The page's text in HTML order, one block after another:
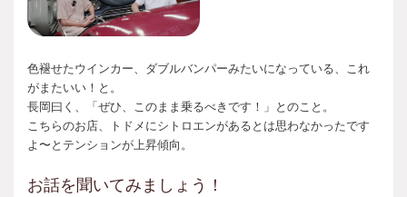
色褪せたウインカー、ダブルバンパーみたいになっている、これ
がまたいい！と。
長岡曰く、「ぜひ、このまま乗るべきです！」とのこと。
こちらのお店、トドメにシトロエンがあるとは思わなかったです
よ〜とテンションが上昇傾向。
お話を聞いてみましょう！